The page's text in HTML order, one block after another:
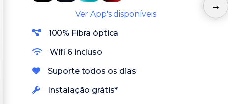
Ver App's disponíveis
100% Fibra óptica
Wifi 6 incluso
Suporte todos os dias
Instalação grátis*